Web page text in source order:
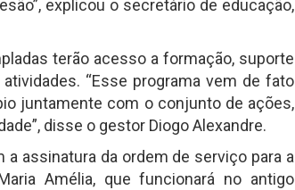
explicou o secretário de educação,
terão acesso a formação, suporte
“Esse programa vem de fato
juntamente com o conjunto de ações,
disse o gestor Diogo Alexandre.
assinatura da ordem de serviço para a
Amélia, que funcionará no antigo